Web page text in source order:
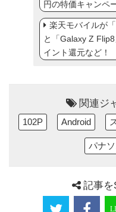
円の特価キャンペ
楽天モバイルが
と「Galaxy Z
イント還元など！
関連ジ
102P Android
パナ
記事を